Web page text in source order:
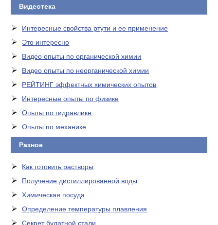
Видеотека
Интересные свойства ртути и ее применение
Это интересно
Видео опыты по органической химии
Видео опыты по неорганической химии
РЕЙТИНГ эффектных химических опытов
Интересные опыты по физике
Опыты по гидравлике
Опыты по механике
Разное
Как готовить растворы
Получение дистиллированной воды
Химическая посуда
Определение температуры плавления
Секрет булатной стали